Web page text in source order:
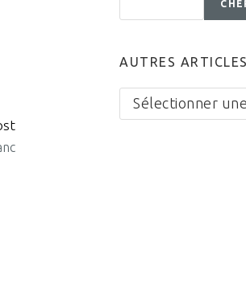
AUTRES ARTICLES
Autres
articles